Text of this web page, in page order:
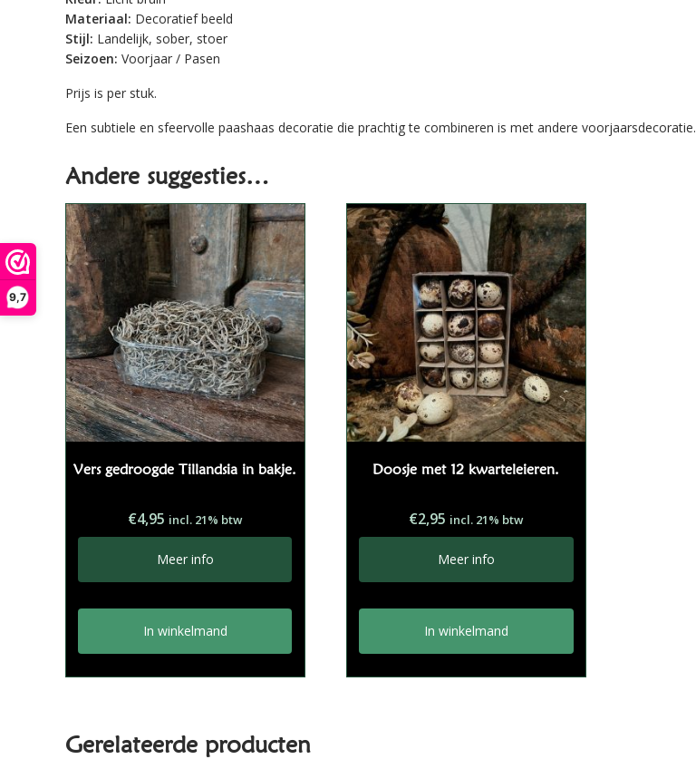
9,7
Materiaal: Decoratief beeld
Stijl: Landelijk, sober, stoer
Seizoen: Voorjaar / Pasen
Prijs is per stuk.
Een subtiele en sfeervolle paashaas decoratie die prachtig te combineren is met andere voorjaarsdecoratie.
Andere suggesties…
Vers gedroogde Tillandsia in bakje.
€4,95 incl. 21% btw
Meer info
In winkelmand
Doosje met 12 kwarteleieren.
€2,95 incl. 21% btw
Meer info
In winkelmand
Gerelateerde producten